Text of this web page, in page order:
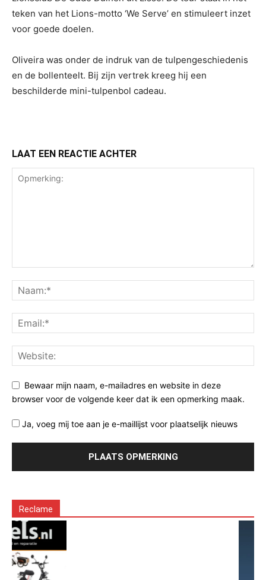
teken van het Lions-motto ‘We Serve’ en stimuleert inzet
voor goede doelen.
Oliveira was onder de indruk van de tulpengeschiedenis
en de bollenteelt. Bij zijn vertrek kreeg hij een
beschilderde mini-tulpenbol cadeau.
LAAT EEN REACTIE ACHTER
Bewaar mijn naam, e-mailadres en website in deze
browser voor de volgende keer dat ik een opmerking maak.
Ja, voeg mij toe aan je e-maillijst voor plaatselijk nieuws
Reclame